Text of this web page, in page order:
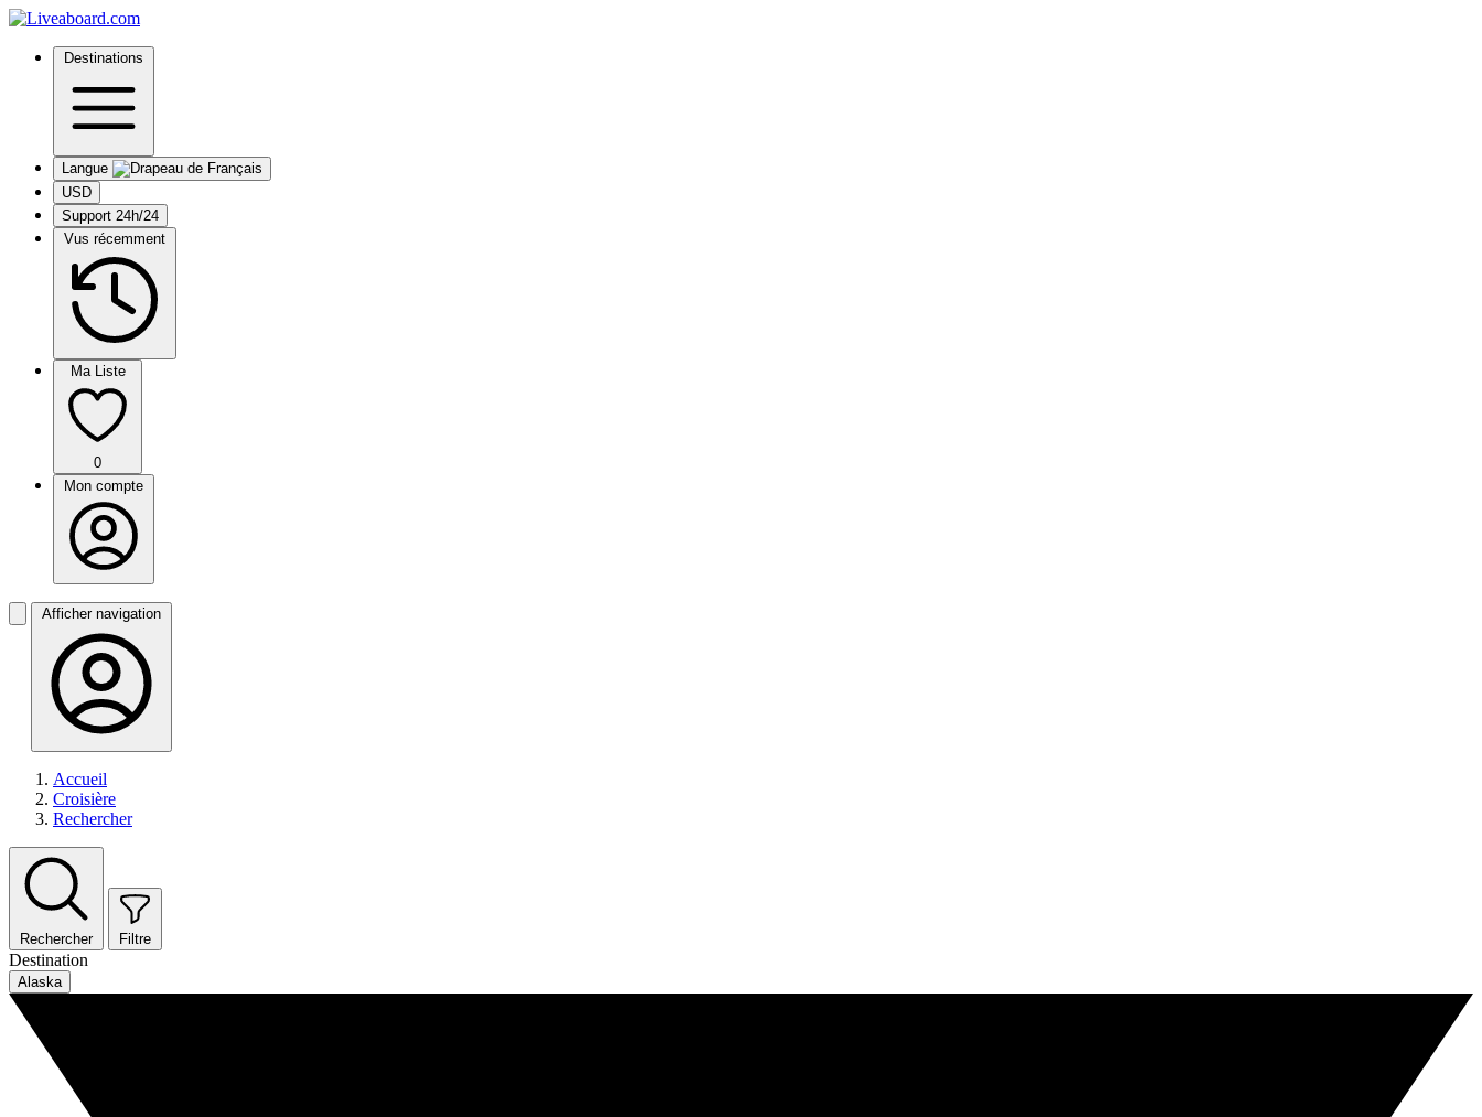
Destinations
Langue
USD
Support 24h/24
Vus récemment
Ma Liste
0
Mon compte
Afficher navigation
Accueil
Croisière
Rechercher
Rechercher Filtre
Destination
Alaska